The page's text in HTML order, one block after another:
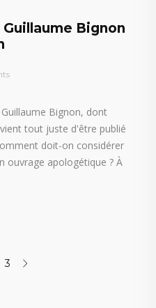
Bignon
Bignon, dont
tout juste d'être publié
doit-on considérer
ouvrage apologétique ? À
3